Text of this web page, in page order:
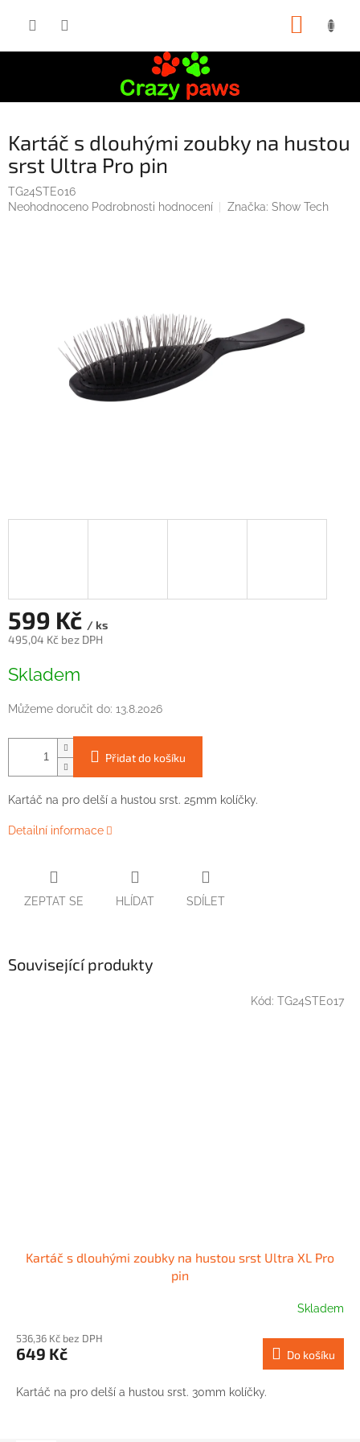
Kartáč s dlouhými zoubky na hustou
srst Ultra Pro pin
TG24STE016
Průměrné
Neohodnoceno Podrobnosti hodnocení Značka: Show Tech
599 Kč / ks
495,04 Kč bez DPH
cena:
Skladem
Můžeme doručit do: 13.8.2026
Přidat do košíku
Kartáč na pro delší a hustou srst. 25mm kolíčky.
Detailní informace
ZEPTAT SE HLÍDAT SDÍLET
Související produkty
Kartáč s dlouhými zoubky na hustou srst Ultra XL Pro
pin
Skladem
536,36 Kč bez DPH
649 Kč Do košíku
Kartáč na pro delší a hustou srst. 30mm kolíčky.
Kód: TG24STE017